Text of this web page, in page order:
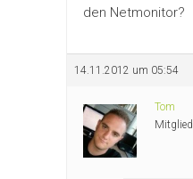
den Netmonitor?
14.11.2012 um 05:54
Tom
Mitglied